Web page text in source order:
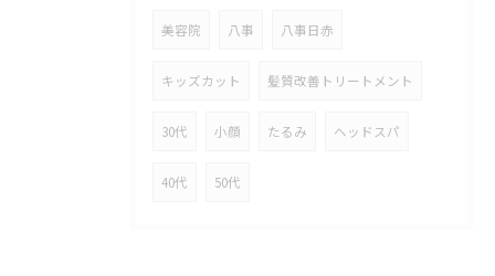
美容院 八事 八事日赤
キッズカット 髪質改善トリートメント
30代 小顔 たるみ ヘッドスパ
40代 50代